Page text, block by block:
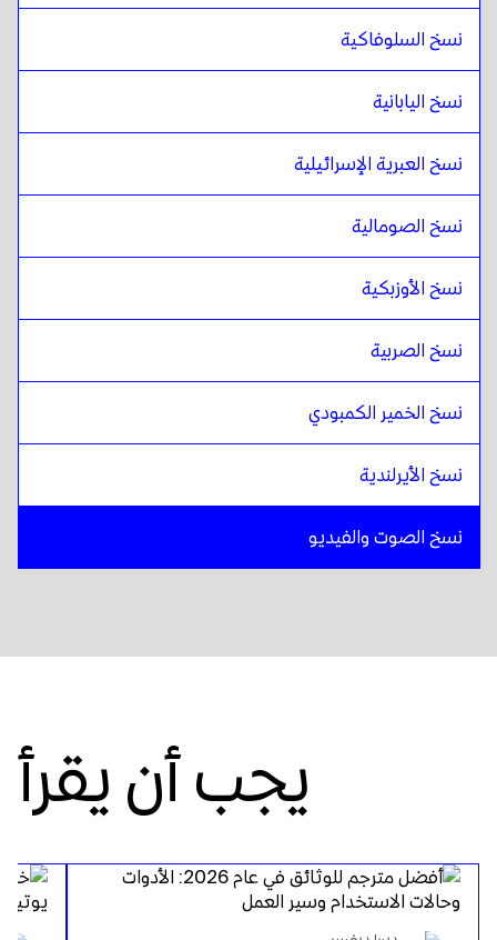
نسخ السلوفاكية
نسخ اليابانية
نسخ العبرية الإسرائيلية
نسخ الصومالية
نسخ الأوزبكية
نسخ الصربية
نسخ الخمير الكمبودي
نسخ الأيرلندية
نسخ الصوت والفيديو
يجب أن يقرأ